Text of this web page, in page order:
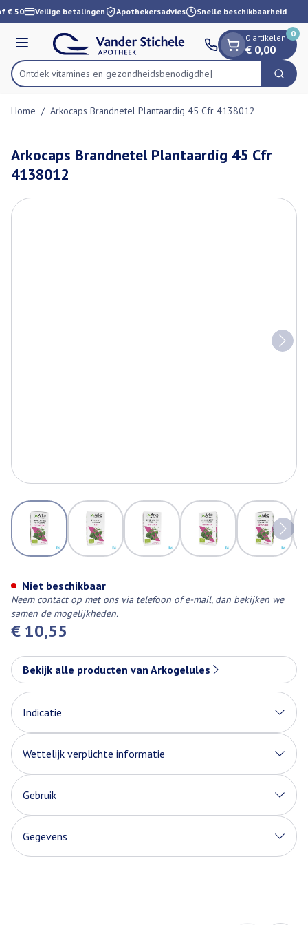
Ga naar de inhoud
1 van 1
€ 50 Veilige betalingen Apothekersadvies Snelle beschikbaarheid
Menu
Product, merk, categorie...
Ontdek vitamines en gezondheidsbenodigdheden Zoek
0 artikelen
€ 0,00
0
Home / Arkocaps Brandnetel Plantaardig 45 Cfr 4138012
Arkocaps Brandnetel Plantaardig 45 Cfr
4138012
View larger imageView larger imageView larger imageView larger image
View
€ 10,55
Niet beschikbaar
Neem contact op met ons via telefoon of e-mail, dan bekijken we
samen de mogelijkheden.
Bekijk alle producten van Arkogelules
Indicatie
Wettelijk verplichte informatie
Gebruik
Gegevens